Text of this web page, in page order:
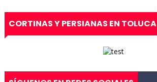
CORTINAS Y PERSIANAS EN TOLUCA